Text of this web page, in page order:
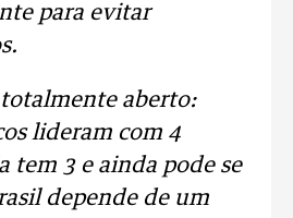
para evitar
totalmente aberto:
lideram com 4
tem 3 e ainda pode se
depende de um